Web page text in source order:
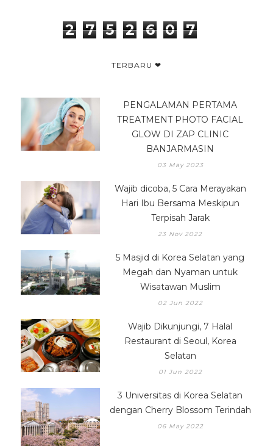
2 7 5 2 6 0 7
TERBARU ❤
PENGALAMAN PERTAMA
TREATMENT PHOTO FACIAL
GLOW DI ZAP CLINIC
BANJARMASIN
03 May 2023
Wajib dicoba, 5 Cara Merayakan
Hari Ibu Bersama Meskipun
Terpisah Jarak
23 Nov 2022
5 Masjid di Korea Selatan yang
Megah dan Nyaman untuk
Wisatawan Muslim
02 Jun 2022
Wajib Dikunjungi, 7 Halal
Restaurant di Seoul, Korea
Selatan
01 Jun 2022
3 Universitas di Korea Selatan
dengan Cherry Blossom Terindah
06 May 2022